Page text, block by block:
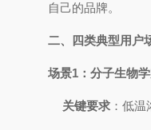
自己的品牌。
二、四类典型用户
场景1：分子生物
关键要求 ：低